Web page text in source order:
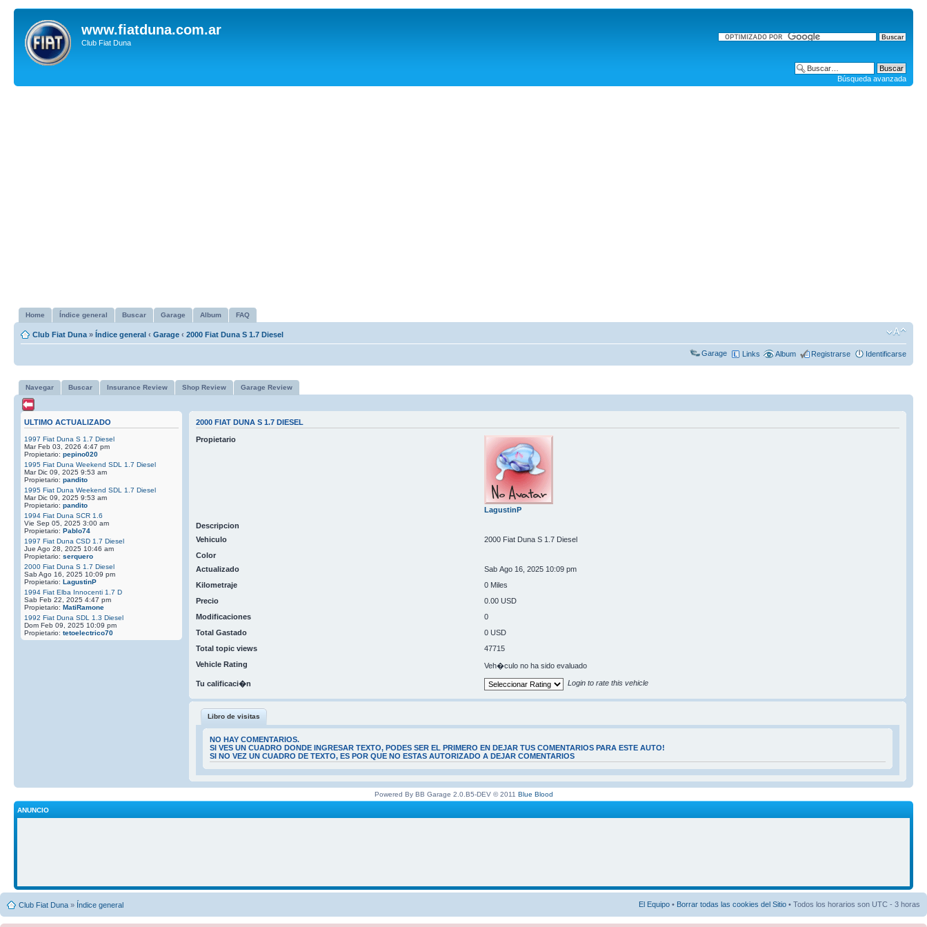
www.fiatduna.com.ar
Club Fiat Duna
Búsqueda avanzada
Home Índice general Buscar Garage Album FAQ
Club Fiat Duna » Índice general ‹ Garage ‹ 2000 Fiat Duna S 1.7 Diesel
Garage Links Album Registrarse Identificarse
Navegar Buscar Insurance Review Shop Review Garage Review
ULTIMO ACTUALIZADO
1997 Fiat Duna S 1.7 Diesel
Mar Feb 03, 2026 4:47 pm
Propietario: pepino020
1995 Fiat Duna Weekend SDL 1.7 Diesel
Mar Dic 09, 2025 9:53 am
Propietario: pandito
1995 Fiat Duna Weekend SDL 1.7 Diesel
Mar Dic 09, 2025 9:53 am
Propietario: pandito
1994 Fiat Duna SCR 1.6
Vie Sep 05, 2025 3:00 am
Propietario: Pablo74
1997 Fiat Duna CSD 1.7 Diesel
Jue Ago 28, 2025 10:46 am
Propietario: serquero
2000 Fiat Duna S 1.7 Diesel
Sab Ago 16, 2025 10:09 pm
Propietario: LagustinP
1994 Fiat Elba Innocenti 1.7 D
Sab Feb 22, 2025 4:47 pm
Propietario: MatiRamone
1992 Fiat Duna SDL 1.3 Diesel
Dom Feb 09, 2025 10:09 pm
Propietario: tetoelectrico70
2000 FIAT DUNA S 1.7 DIESEL
Propietario
LagustinP
Descripcion
Vehiculo
2000 Fiat Duna S 1.7 Diesel
Color
Actualizado
Sab Ago 16, 2025 10:09 pm
Kilometraje
0 Miles
Precio
0.00 USD
Modificaciones
0
Total Gastado
0 USD
Total topic views
47715
Vehicle Rating
Veh�culo no ha sido evaluado
Tu calificaci�n Login to rate this vehicle
Libro de visitas
NO HAY COMENTARIOS.
SI VES UN CUADRO DONDE INGRESAR TEXTO, PODES SER EL PRIMERO EN DEJAR TUS COMENTARIOS PARA ESTE AUTO!
SI NO VEZ UN CUADRO DE TEXTO, ES POR QUE NO ESTAS AUTORIZADO A DEJAR COMENTARIOS
Powered By BB Garage 2.0.B5-DEV © 2011 Blue Blood
ANUNCIO
Club Fiat Duna » Índice general El Equipo • Borrar todas las cookies del Sitio • Todos los horarios son UTC - 3 horas